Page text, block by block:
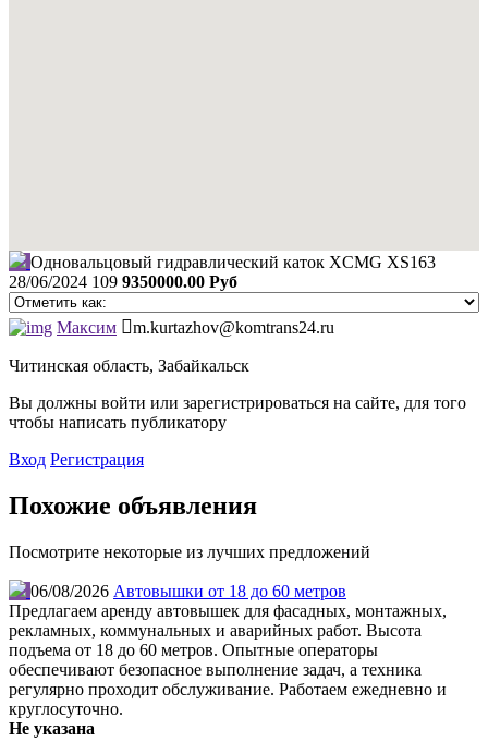
Одновальцовый гидравлический каток XCMG XS163
28/06/2024 109 9350000.00 Руб
Максим m.kurtazhov@komtrans24.ru
Читинская область, Забайкальск
Вы должны войти или зарегистрироваться на сайте, для того
чтобы написать публикатору
Вход Регистрация
Похожие объявления
Посмотрите некоторые из лучших предложений
06/08/2026 Автовышки от 18 до 60 метров
Предлагаем аренду автовышек для фасадных, монтажных,
рекламных, коммунальных и аварийных работ. Высота
подъема от 18 до 60 метров. Опытные операторы
обеспечивают безопасное выполнение задач, а техника
регулярно проходит обслуживание. Работаем ежедневно и
круглосуточно.
Не указана